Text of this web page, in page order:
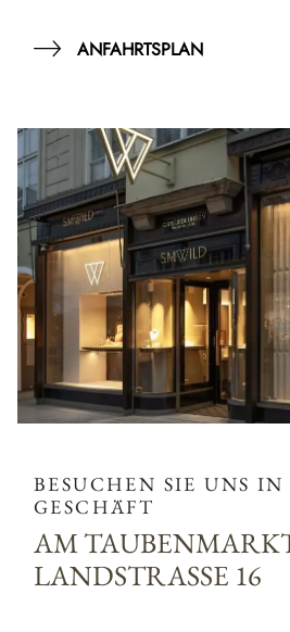
ANFAHRTSPLAN
BESUCHEN SIE UNS IN
GESCHÄFT
AM
LANDSTRASSE 16